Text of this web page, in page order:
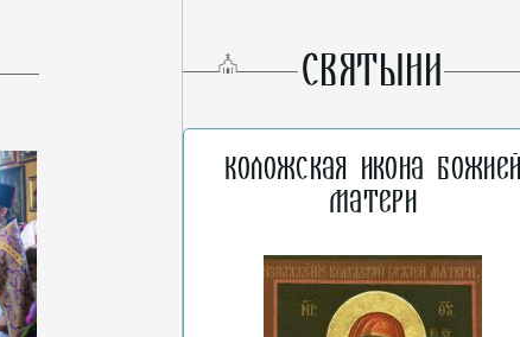
СВЯТЫНИ
Коложская икона
Матери